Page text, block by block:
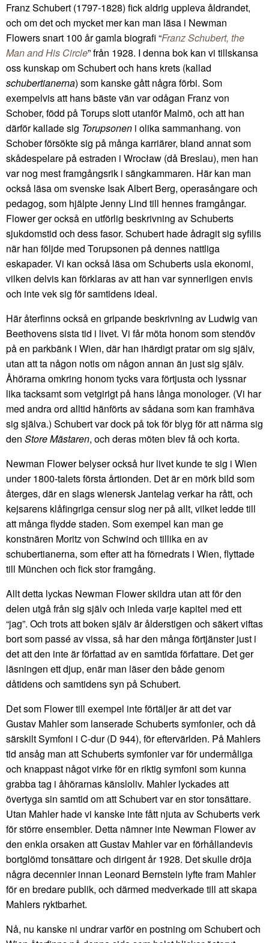
Franz Schubert (1797-1828) fick aldrig uppleva åldrandet,
och om det och mycket mer kan man läsa i Newman
Flowers snart 100 år gamla biografi “Franz Schubert, the
Man and His Circle” från 1928. I denna bok kan vi tillskansa
oss kunskap om Schubert och hans krets (kallad
schubertianerna) som kanske gått några förbi. Som
exempelvis att hans bäste vän var odågan Franz von
Schober, född på Torups slott utanför Malmö, och att han
därför kallade sig Torupsonen i olika sammanhang. von
Schober försökte sig på många karriärer, bland annat som
skådespelare på estraden i Wrocław (då Breslau), men han
var nog mest framgångsrik i sängkammaren. Här kan man
också läsa om svenske Isak Albert Berg, operasångare och
pedagog, som hjälpte Jenny Lind till hennes framgångar.
Flower ger också en utförlig beskrivning av Schuberts
sjukdomstid och dess fasor. Schubert hade ådragit sig syfilis
när han följde med Torupsonen på dennes nattliga
eskapader. Vi kan också läsa om Schuberts usla ekonomi,
vilken delvis kan förklaras av att han var synnerligen envis
och inte vek sig för samtidens ideal.
Här återfinns också en gripande beskrivning av Ludwig van
Beethovens sista tid i livet. Vi får möta honom som stendöv
på en parkbänk i Wien, där han ihärdigt pratar om sig själv,
utan att ta någon notis om någon annan än just sig själv.
Åhörarna omkring honom tycks vara förtjusta och lyssnar
lika tacksamt som vetgirigt på hans långa monologer. (Vi har
med andra ord alltid hänförts av sådana som kan framhäva
sig själva.) Schubert var dock på tok för blyg för att närma sig
den Store Mästaren, och deras möten blev få och korta.
Newman Flower belyser också hur livet kunde te sig i Wien
under 1800-talets första årtionden. Det är en mörk bild som
återges, där en slags wienersk Jantelag verkar ha rått, och
kejsarens klåfingriga censur slog ner på allt, vilket ledde till
att många flydde staden. Som exempel kan man ge
konstnären Moritz von Schwind och tillika en av
schubertianerna, som efter att ha förnedrats i Wien, flyttade
till München och fick stor framgång.
Allt detta lyckas Newman Flower skildra utan att för den
delen utgå från sig själv och inleda varje kapitel med ett
“jag”. Och trots att boken själv är ålderstigen och säkert viftas
bort som passé av vissa, så har den många förtjänster just i
det att den inte är författad av en samtida författare. Det ger
läsningen ett djup, enär man läser den både genom
dåtidens och samtidens syn på Schubert.
Det som Flower till exempel inte förtäljer är att det var
Gustav Mahler som lanserade Schuberts symfonier, och då
särskilt Symfoni i C-dur (D 944), för eftervärlden. På Mahlers
tid ansåg man att Schuberts symfonier var för undermåliga
och knappast något virke för en riktig symfoni som kunna
grabba tag i åhörarnas känsloliv. Mahler lyckades att
övertyga sin samtid om att Schubert var en stor tonsättare.
Utan Mahler hade vi kanske inte fått njuta av Schuberts verk
för större ensembler. Detta nämner inte Newman Flower av
den enkla orsaken att Gustav Mahler var en förhållandevis
bortglömd tonsättare och dirigent år 1928. Det skulle dröja
några decennier innan Leonard Bernstein lyfte fram Mahler
för en bredare publik, och därmed medverkade till att skapa
Mahlers ryktbarhet.
Nå, nu kanske ni undrar varför en postning om Schubert och